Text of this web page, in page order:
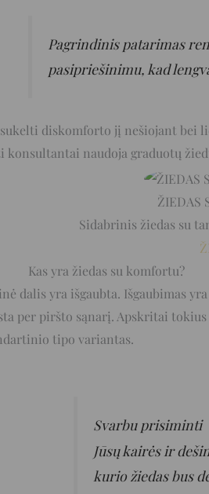
Pagrindinis patarimas
pasipriešinimu, kad
diskomforto jį nešiojant bei
konsultantai naudoja graduotų
ŽIEDAS
Sidabrinis žiedas su
Kas yra žiedas su komfortu?
dalis yra išgaubta. Išgaubimas
per piršto sąnarį. Apskritai
tipo variantas.
Svarbu prisiminti
Jūsų kairės ir
kurio žiedas bus